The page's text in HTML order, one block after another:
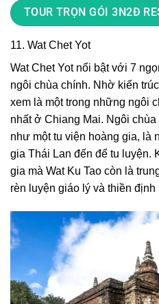
TOUR TRỌN GÓI 3N2Đ
11. Wat Chet Yot
Wat Chet Yot nổi bật với 7
ngôi chùa chính. Nhờ kiến
xem là một trong những ngôi
nhất ở Chiang Mai. Ngôi
như một tu viện hoàng gia, là
gia Thái Lan đến để tu luyện.
gia mà Wat Ku Tao còn là
rèn luyện giáo lý và thiền định